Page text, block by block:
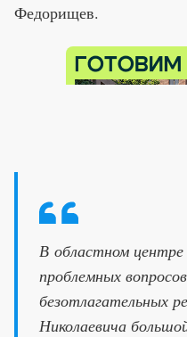
Федорищев.
В областном центре
проблемных
безотлагательных
Николаевича